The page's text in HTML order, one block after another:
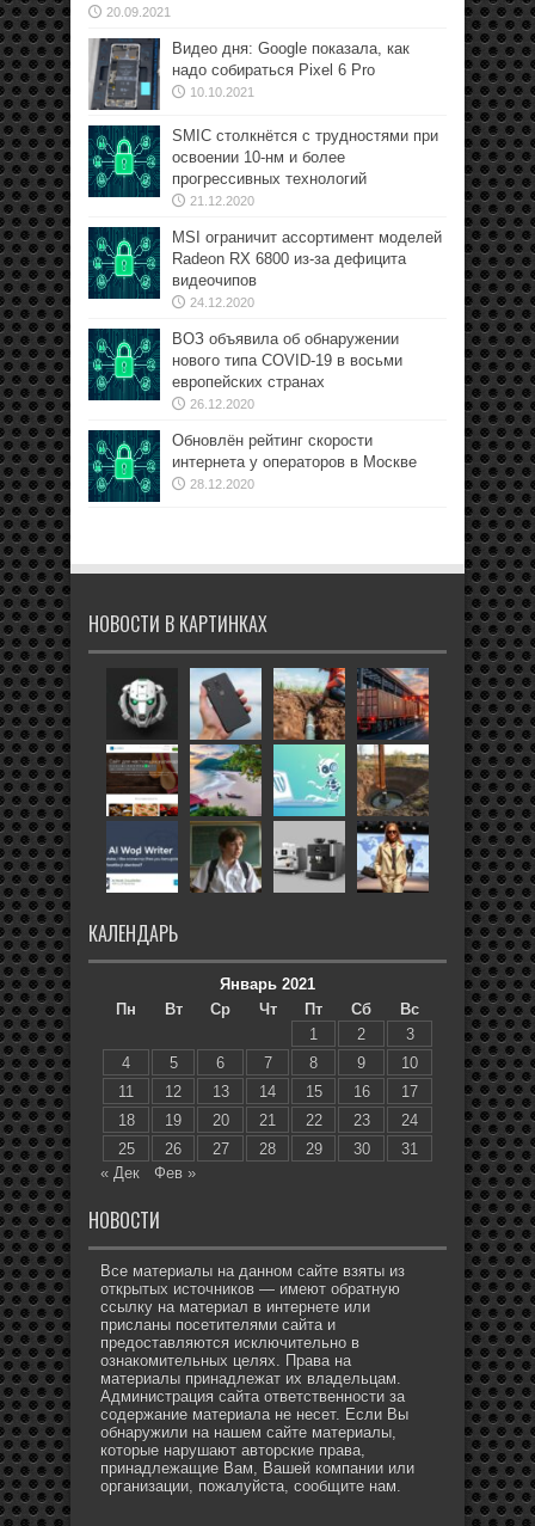
20.09.2021
Видео дня: Google показала, как
надо собираться Pixel 6 Pro
10.10.2021
SMIC столкнётся с трудностями при
освоении 10-нм и более
прогрессивных технологий
21.12.2020
MSI ограничит ассортимент моделей
Radeon RX 6800 из-за дефицита
видеочипов
24.12.2020
ВОЗ объявила об обнаружении
нового типа COVID-19 в восьми
европейских странах
26.12.2020
Обновлён рейтинг скорости
интернета у операторов в Москве
28.12.2020
НОВОСТИ В КАРТИНКАХ
КАЛЕНДАРЬ
Январь 2021
Пн
Вт Ср Чт Пт Сб
Вс
1
2
3
4
5 6 7 8 9
10
11
12 13 14 15 16
17
18
19 20 21 22 23
24
25
26 27 28 29 30
31
« Дек
Фев »
НОВОСТИ
Все материалы на данном сайте взяты из
открытых источников — имеют обратную
ссылку на материал в интернете или
присланы посетителями сайта и
предоставляются исключительно в
ознакомительных целях. Права на
материалы принадлежат их владельцам.
Администрация сайта ответственности за
содержание материала не несет. Если Вы
обнаружили на нашем сайте материалы,
которые нарушают авторские права,
принадлежащие Вам, Вашей компании или
организации, пожалуйста, сообщите нам.